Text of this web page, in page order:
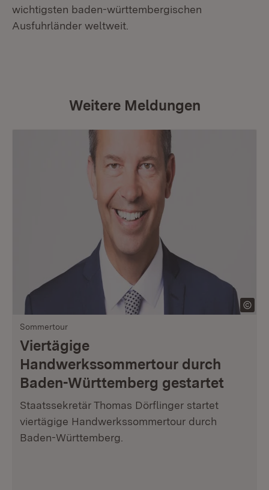
wichtigsten baden-württembergischen
Ausfuhrländer weltweit.
Weitere Meldungen
Sommertour
Viertägige
Handwerkssommertour durch
Baden-Württemberg gestartet
Staatssekretär Thomas Dörflinger startet
viertägige Handwerkssommertour durch
Baden-Württemberg.